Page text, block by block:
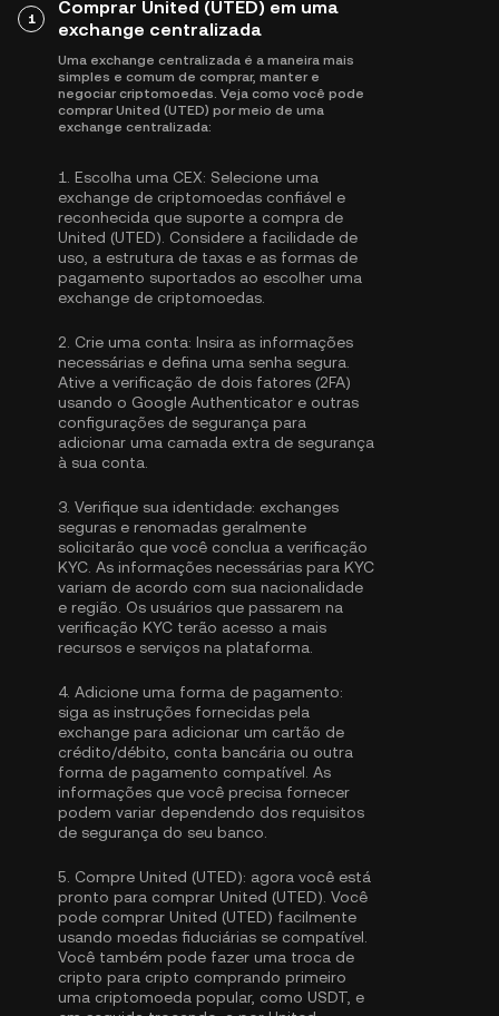
1
Comprar United (UTED) em uma
exchange centralizada
Uma exchange centralizada é a maneira mais
simples e comum de comprar, manter e
negociar criptomoedas. Veja como você pode
comprar United (UTED) por meio de uma
exchange centralizada:
1. Escolha uma CEX: Selecione uma
exchange de criptomoedas confiável e
reconhecida que suporte a compra de
United (UTED). Considere a facilidade de
uso, a estrutura de taxas e as formas de
pagamento suportados ao escolher uma
exchange de criptomoedas.
2. Crie uma conta: Insira as informações
necessárias e defina uma senha segura.
Ative a verificação de dois fatores (2FA)
usando o Google Authenticator e outras
configurações de segurança para
adicionar uma camada extra de segurança
à sua conta.
3. Verifique sua identidade: exchanges
seguras e renomadas geralmente
solicitarão que você conclua a verificação
KYC . As informações necessárias para KYC
variam de acordo com sua nacionalidade
e região. Os usuários que passarem na
verificação KYC terão acesso a mais
recursos e serviços na plataforma.
4. Adicione uma forma de pagamento:
siga as instruções fornecidas pela
exchange para adicionar um cartão de
crédito/débito, conta bancária ou outra
forma de pagamento compatível. As
informações que você precisa fornecer
podem variar dependendo dos requisitos
de segurança do seu banco.
5. Compre United (UTED): agora você está
pronto para comprar United (UTED). Você
pode comprar United (UTED) facilmente
usando moedas fiduciárias se compatível.
Você também pode fazer uma troca de
cripto para cripto comprando primeiro
uma criptomoeda popular, como USDT , e